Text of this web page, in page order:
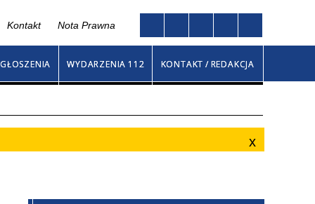
Kontakt Nota Prawna
WYDARZENIA 112 KONTAKT / REDAKCJA